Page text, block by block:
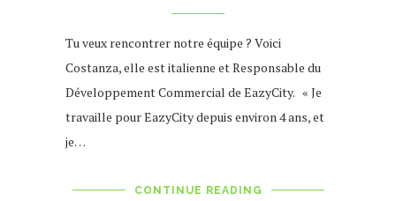
Tu veux rencontrer notre équipe ? Voici
Costanza, elle est italienne et Responsable du
Développement Commercial de EazyCity. « Je
travaille pour EazyCity depuis environ 4 ans, et
je…
CONTINUE READING